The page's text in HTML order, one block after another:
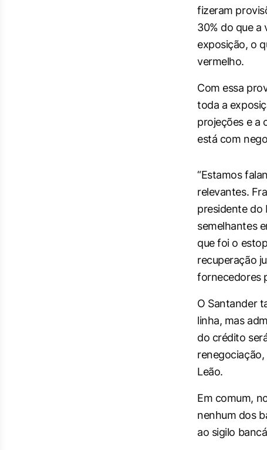
fizeram
30% do que a
exposição, o
vermelho.
Com essa
toda a
projeções e a
está com
“Estamos
relevantes.
presidente do
semelhantes
que foi o
recuperação
fornecedores
O Santander
linha, mas
do crédito
Leão.
Em comum,
nenhum dos
ao sigilo